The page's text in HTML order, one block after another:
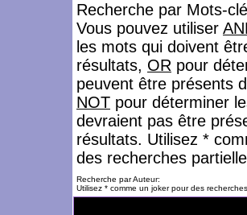
Recherche par Mots-
Vous pouvez utiliser
les mots qui doivent
résultats, OR pour
peuvent être présents
NOT pour déterminer
devraient pas être
résultats. Utilisez *
des recherches
Recherche par Auteur:
Utilisez * comme un joker pour des